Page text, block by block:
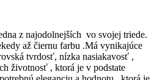
z najodolnejších vo svojej triede.
až čiernu farbu .Má vynikajúce
tvrdosť, nízka nasiakavosť ,
životnosť , ktorá je v podstate